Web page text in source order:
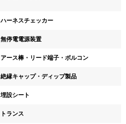
ハーネスチェッカー
無停電電源装置
アース棒・リード端子・ボルコン
絶縁キャップ・ディップ製品
埋設シート
トランス